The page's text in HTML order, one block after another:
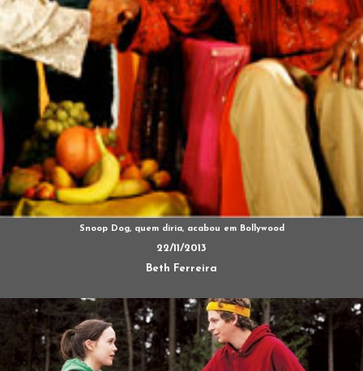
Snoop Dog, quem diria, acabou em Bollywood
22/11/2013
Beth Ferreira